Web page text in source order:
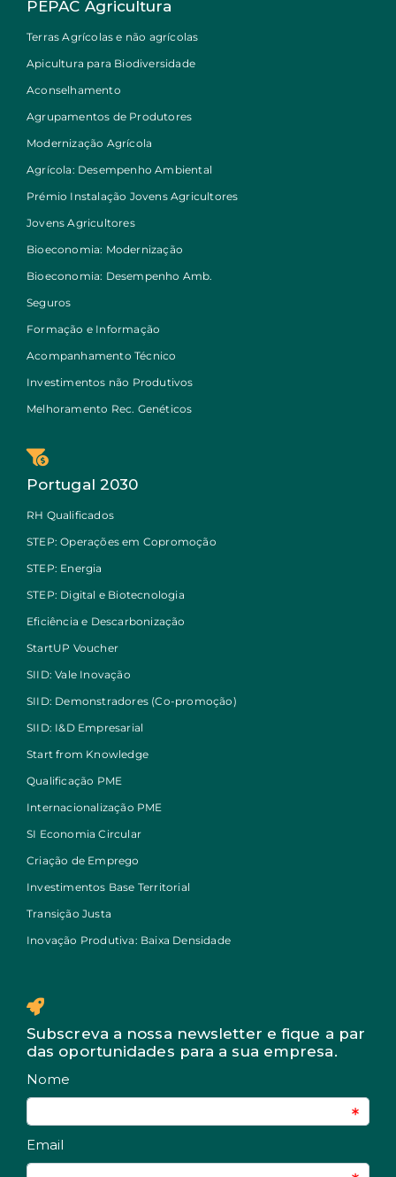
PEPAC Agricultura
Terras Agrícolas e não agrícolas
Apicultura para Biodiversidade
Aconselhamento
Agrupamentos de Produtores
Modernização Agrícola
Agrícola: Desempenho Ambiental
Prémio Instalação Jovens Agricultores
Jovens Agricultores
Bioeconomia: Modernização
Bioeconomia: Desempenho Amb.
Seguros
Formação e Informação
Acompanhamento Técnico
Investimentos não Produtivos
Melhoramento Rec. Genéticos
Portugal 2030
RH Qualificados
STEP: Operações em Copromoção
STEP: Energia
STEP: Digital e Biotecnologia
Eficiência e Descarbonização
StartUP Voucher
SIID: Vale Inovação
SIID: Demonstradores (Co-promoção)
SIID: I&D Empresarial
Start from Knowledge
Qualificação PME
Internacionalização PME
SI Economia Circular
Criação de Emprego
Investimentos Base Territorial
Transição Justa
Inovação Produtiva: Baixa Densidade
Subscreva a nossa newsletter e fique a par
das oportunidades para a sua empresa.